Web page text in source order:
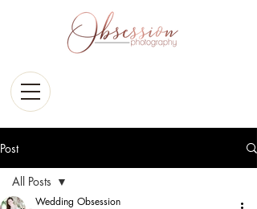
Post
All Posts
Wedding Obsession